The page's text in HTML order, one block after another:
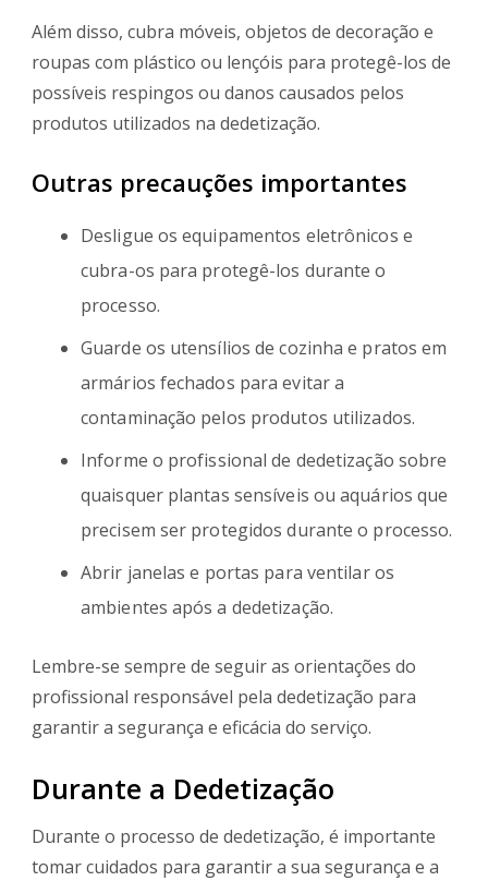
Além disso, cubra móveis, objetos de decoração e
roupas com plástico ou lençóis para protegê-los de
possíveis respingos ou danos causados pelos
produtos utilizados na dedetização.
Outras precauções importantes
Desligue os equipamentos eletrônicos e
cubra-os para protegê-los durante o
processo.
Guarde os utensílios de cozinha e pratos em
armários fechados para evitar a
contaminação pelos produtos utilizados.
Informe o profissional de dedetização sobre
quaisquer plantas sensíveis ou aquários que
precisem ser protegidos durante o processo.
Abrir janelas e portas para ventilar os
ambientes após a dedetização.
Lembre-se sempre de seguir as orientações do
profissional responsável pela dedetização para
garantir a segurança e eficácia do serviço.
Durante a Dedetização
Durante o processo de dedetização, é importante
tomar cuidados para garantir a sua segurança e a